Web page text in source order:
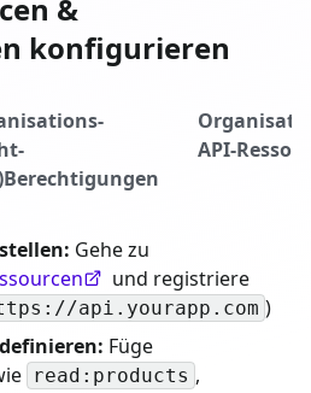
&
konfigurieren
API-
Gehe zu
und registriere
api.yourapp.com )
Füge
read:products ,